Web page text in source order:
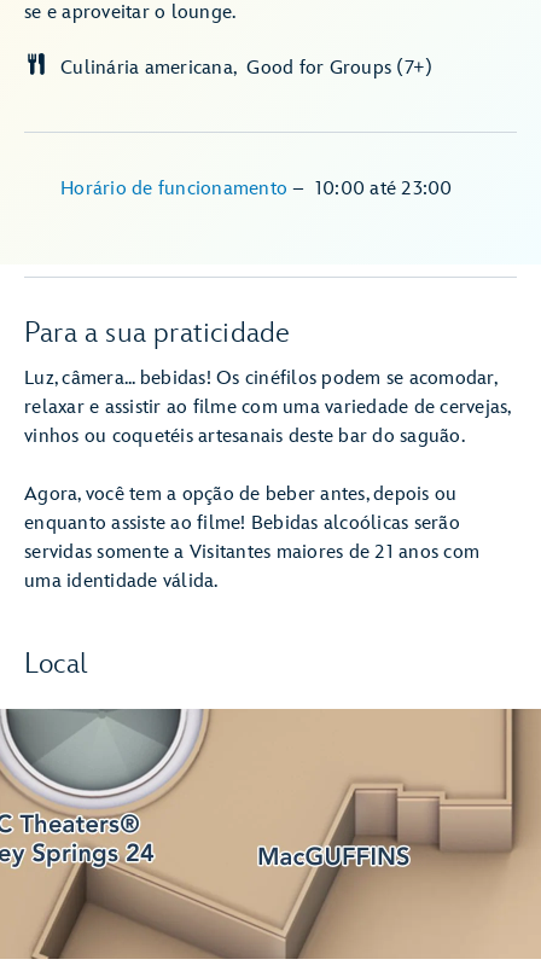
se e aproveitar o lounge.
Culinária americana Good for Groups (7+)
Horário de funcionamento– 10:00 até 23:00
Para a sua praticidade
Luz, câmera... bebidas! Os cinéfilos podem se acomodar,
relaxar e assistir ao filme com uma variedade de cervejas,
vinhos ou coquetéis artesanais deste bar do saguão.
Agora, você tem a opção de beber antes, depois ou
enquanto assiste ao filme! Bebidas alcoólicas serão
servidas somente a Visitantes maiores de 21 anos com
uma identidade válida.
Local